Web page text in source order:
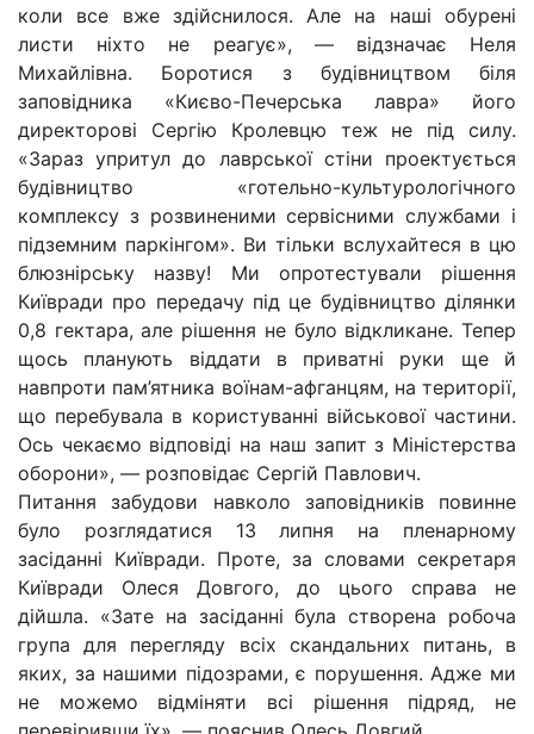
коли все вже здійснилося. Але на наші обурені
листи ніхто не реагує», — відзначає Неля
Михайлівна. Боротися з будівництвом біля
заповідника «Києво-Печерська лавра» його
директорові Сергію Кролевцю теж не під силу.
«Зараз упритул до лаврської стіни проектується
будівництво «готельно-культурологічного
комплексу з розвиненими сервісними службами і
підземним паркінгом». Ви тільки вслухайтеся в цю
блюзнірську назву! Ми опротестували рішення
Київради про передачу під це будівництво ділянки
0,8 гектара, але рішення не було відкликане. Тепер
щось планують віддати в приватні руки ще й
навпроти пам’ятника воїнам-афганцям, на території,
що перебувала в користуванні військової частини.
Ось чекаємо відповіді на наш запит з Міністерства
оборони», — розповідає Сергій Павлович.
Питання забудови навколо заповідників повинне
було розглядатися 13 липня на пленарному
засіданні Київради. Проте, за словами секретаря
Київради Олеся Довгого, до цього справа не
дійшла. «Зате на засіданні була створена робоча
група для перегляду всіх скандальних питань, в
яких, за нашими підозрами, є порушення. Адже ми
не можемо відміняти всі рішення підряд, не